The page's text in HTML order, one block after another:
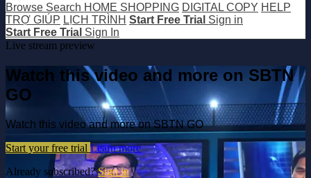
Browse Search HOME SHOPPING DIGITAL COPY HELP
TRỢ GIÚP LỊCH TRÌNH Start Free Trial Sign in
Start Free Trial Sign In
Live stream preview
Watch this video and more on SBTN
GO
Watch this video and more on SBTN GO
Start your free trial Learn more
Already subscribed?Sign in